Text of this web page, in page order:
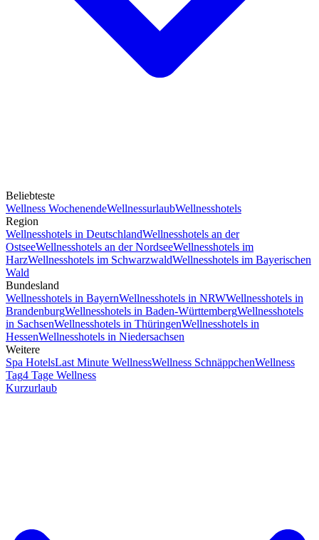
Beliebteste
Wellness WochenendeWellnessurlaubWellnesshotels
Region
Wellnesshotels in DeutschlandWellnesshotels an der
OstseeWellnesshotels an der NordseeWellnesshotels im
HarzWellnesshotels im SchwarzwaldWellnesshotels im Bayerischen
Wald
Bundesland
Wellnesshotels in BayernWellnesshotels in NRWWellnesshotels in
BrandenburgWellnesshotels in Baden-WürttembergWellnesshotels
in SachsenWellnesshotels in ThüringenWellnesshotels in
HessenWellnesshotels in Niedersachsen
Weitere
Spa HotelsLast Minute WellnessWellness SchnäppchenWellness
Tag4 Tage Wellness
Kurzurlaub